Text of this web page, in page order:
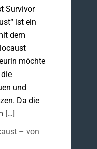
Survivor
ist ein
dem
möchte
und
Da die
[…]
– von